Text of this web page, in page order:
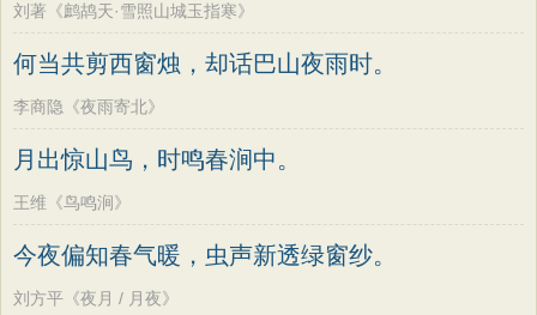
刘著《鹧鸪天·雪照山城玉指寒》
何当共剪西窗烛，却话巴山夜雨时。
李商隐《夜雨寄北》
月出惊山鸟，时鸣春涧中。
王维《鸟鸣涧》
今夜偏知春气暖，虫声新透绿窗纱。
刘方平《夜月 / 月夜》